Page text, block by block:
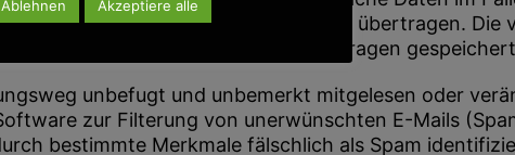
Daten werden SSL-verschlüsselt übertragen. Die
sowie für mögliche Anschlussfragen
unbefugt und unbemerkt mitgelesen oder
zur Filterung von unerwünschten E-Mails
bestimmte Merkmale fälschlich als Spam
Ablehnen Akzeptiere alle